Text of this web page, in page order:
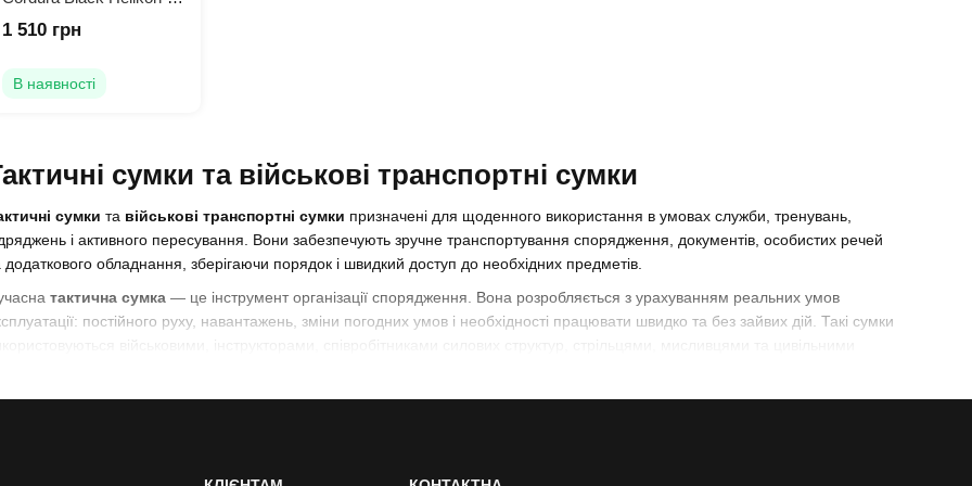
сумки та військові транспортні сумки
сумки та військові транспортні сумки призначені для щоденного використання в умовах служби, тренувань,
і активного пересування. Вони забезпечують зручне транспортування спорядження, документів, особистих речей
додаткового обладнання, зберігаючи порядок і швидкий доступ до необхідних предметів.
тактична сумка — це інструмент організації спорядження. Вона розробляється з урахуванням реальних умов
постійного руху, навантажень, зміни погодних умов і необхідності працювати швидко та без зайвих дій. Такі сумки
представленітактичні плечові сумки,армійські транспортні сумки,сумки великого об’єму,міські тактичні
1 510 грн
В наявності